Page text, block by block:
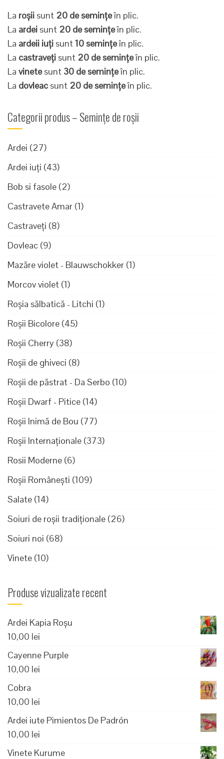
La roșii sunt 20 de semințeîn plic.
La ardei sunt 20 de semințeîn plic.
La ardeii iuți sunt10 semințeîn plic.
La castraveți sunt 20 de semințeîn plic.
La vinetesunt 30 de semințeîn plic.
La dovleac sunt 20 de semințeîn plic.
Categorii produs – Semințe de roșii
Ardei (27)
Ardei iuți (43)
Bob si fasole (2)
Castravete Amar (1)
Castraveți (8)
Dovleac (9)
Mazăre violet - Blauwschokker (1)
Morcov violet (1)
Roșia sălbatică - Litchi (1)
Roșii Bicolore (45)
Roșii Cherry (38)
Roșii de ghiveci (8)
Roșii de păstrat - Da Serbo (10)
Roșii Dwarf - Pitice (14)
Roșii Inimă de Bou (77)
Roșii Internaționale (373)
Rosii Moderne (6)
Roșii Românești (109)
Salate (14)
Soiuri de roșii tradiționale (26)
Soiuri noi (68)
Vinete (10)
Produse vizualizate recent
Ardei Kapia Roșu
10,00 lei
Cayenne Purple
10,00 lei
Cobra
10,00 lei
Ardei iute Pimientos De Padrón
10,00 lei
Vinete Kurume